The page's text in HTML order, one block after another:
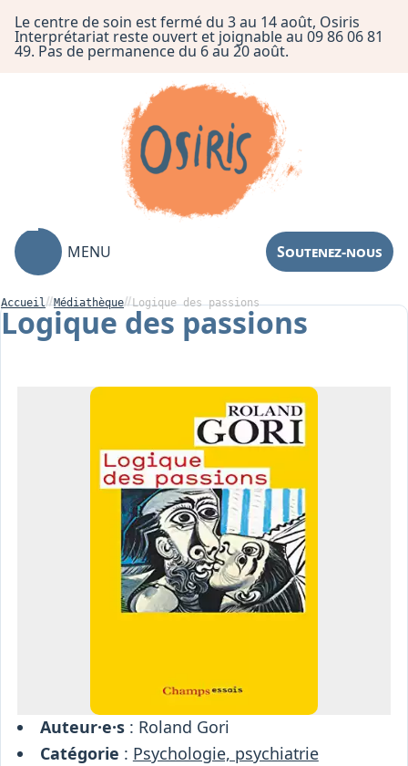
Le centre de soin est fermé du 3 au 14 août, Osiris
Interprétariat reste ouvert et joignable au 09 86 06 81
49. Pas de permanence du 6 au 20 août.
MENU Soutenez-nous
Centre de Soin
Ressources
Accueil Médiathèque Logique des passions
Logique des passions
Auteur·e·s: Roland Gori
Catégorie : Psychologie, psychiatrie